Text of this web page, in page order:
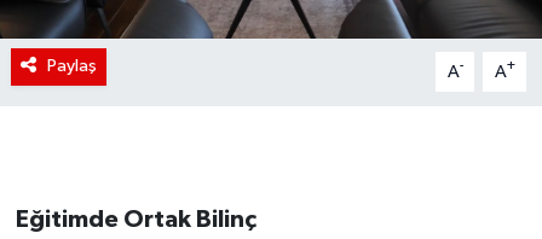
Paylaş A- A+
Eğitimde Ortak Bilinç